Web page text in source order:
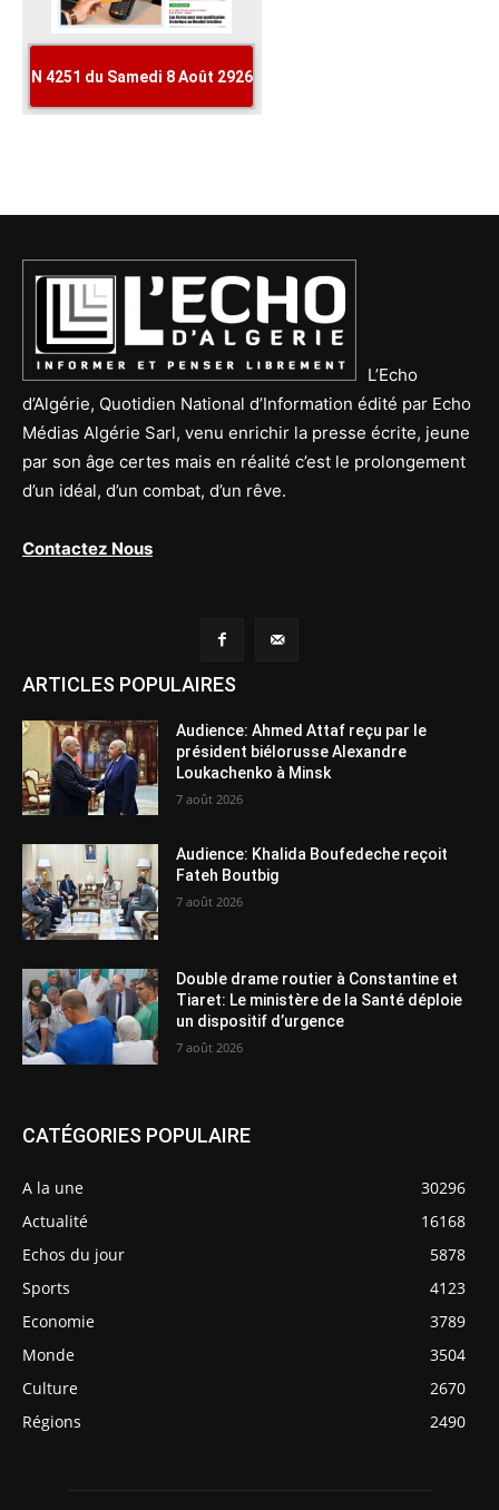
L’Echo
d’Algérie, Quotidien National d’Information édité par Echo
Médias Algérie Sarl, venu enrichir la presse écrite, jeune
par son âge certes mais en réalité c’est le prolongement
d’un idéal, d’un combat, d’un rêve.
Contactez Nous
ARTICLES POPULAIRES
Audience: Ahmed Attaf reçu par le
président biélorusse Alexandre
Loukachenko à Minsk
7 août 2026
Audience: Khalida Boufedeche reçoit
Fateh Boutbig
7 août 2026
Double drame routier à Constantine et
Tiaret: Le ministère de la Santé déploie
un dispositif d’urgence
7 août 2026
CATÉGORIES POPULAIRE
A la une
30296
Actualité
16168
Echos du jour
5878
Sports
4123
Economie
3789
Monde
3504
Culture
2670
Régions
2490